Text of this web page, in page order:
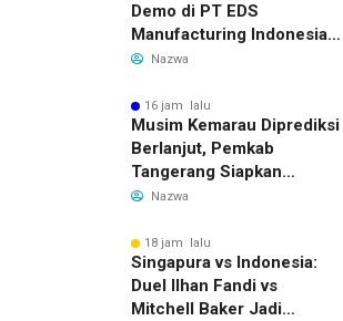
Demo di PT EDS
Manufacturing Indonesia
Ditahan, Polda Banten
Pengelolaan Limbah
Nazwa
16 jam lalu
Musim Kemarau Diprediksi
Berlanjut, Pemkab
Tangerang Siapkan
Langkah Antisipasi Krisis
Nazwa
18 jam lalu
Singapura vs Indonesia:
Duel Ilhan Fandi vs
Mitchell Baker Jadi